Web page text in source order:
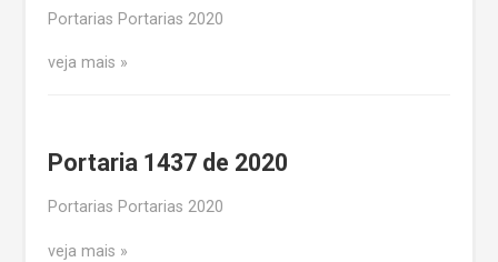
Portarias Portarias 2020
veja mais
Portaria 1437 de 2020
Portarias Portarias 2020
veja mais